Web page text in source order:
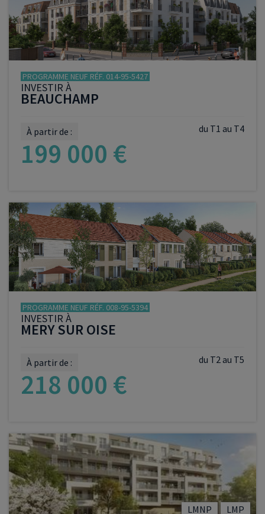
PROGRAMME NEUF RÉF. 014-95-5427
INVESTIR À
BEAUCHAMP
du T1 au T4
À partir de :
199 000 €
VOIR LE PROGRAMME
PROGRAMME NEUF RÉF. 008-95-5394
INVESTIR À
MERY SUR OISE
du T2 au T5
À partir de :
218 000 €
VOIR LE PROGRAMME
LMNP LMP